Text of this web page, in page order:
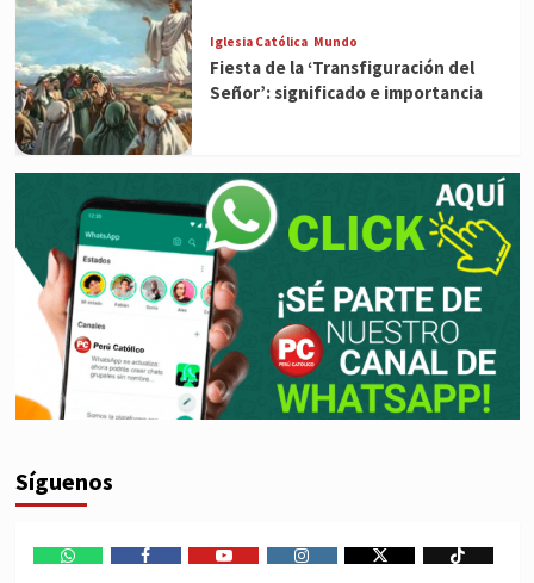
Iglesia Católica Mundo
Fiesta de la ‘Transfiguración del
Señor’: significado e importancia
Síguenos